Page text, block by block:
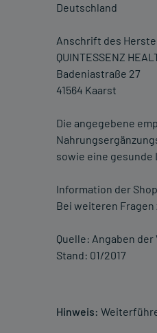
Deutschland
Anschrift des
QUINTESSENZ
Badeniastraße 27
41564 Kaarst
Die angegebene
sowie eine gesunde
Information der
Bei weiteren
Quelle: Angaben der
Stand: 01/2017
Hinweis: